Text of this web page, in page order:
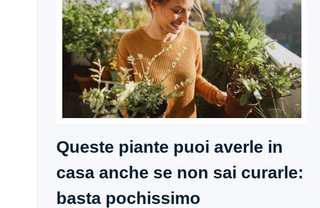
Queste piante puoi averle in
casa anche se non sai curarle:
basta pochissimo